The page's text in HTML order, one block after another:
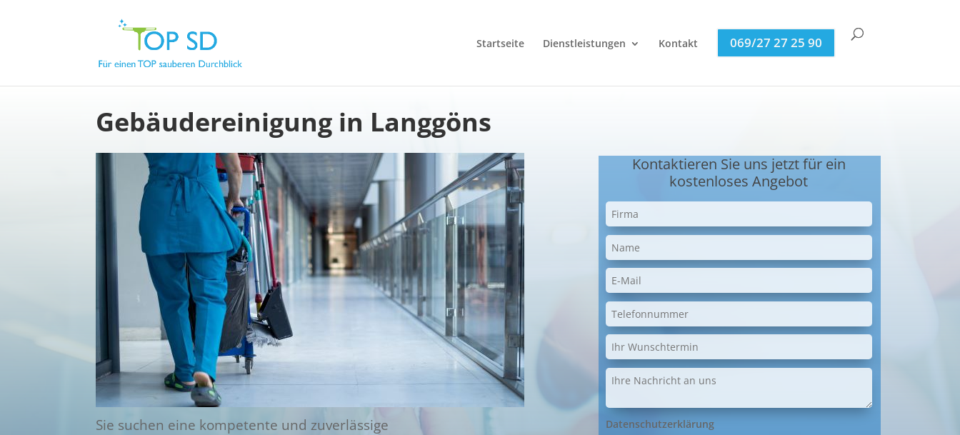
Startseite Dienstleistungen Kontakt 069/27 27 25 90
Gebäudereinigung in Langgöns
Sie suchen eine kompetente und zuverlässige
Kontaktieren Sie uns jetzt für ein
kostenloses Angebot
Datenschutzerklärung